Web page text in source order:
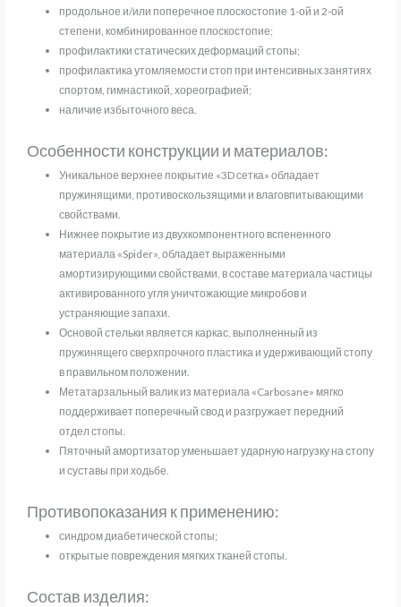
продольное и/или поперечное плоскостопие 1-ой и 2-ой
степени, комбинированное плоскостопие;
профилактики статических деформаций стопы;
профилактика утомляемости стоп при интенсивных занятиях
спортом, гимнастикой, хореографией;
наличие избыточного веса.
Особенности конструкции и материалов:
Уникальное верхнее покрытие «3D сетка» обладает
пружинящими, противоскользящими и влаговпитывающими
свойствами.
Нижнее покрытие из двухкомпонентного вспененного
материала «Spider», обладает выраженными
амортизирующими свойствами, в составе материала частицы
активированного угля уничтожающие микробов и
устраняющие запахи.
Основой стельки является каркас, выполненный из
пружинящего сверхпрочного пластика и удерживающий стопу
в правильном положении.
Метатарзальный валик из материала «Carbosane» мягко
поддерживает поперечный свод и разгружает передний
отдел стопы.
Пяточный амортизатор уменьшает ударную нагрузку на стопу
и суставы при ходьбе.
Противопоказания к применению:
синдром диабетической стопы;
открытые повреждения мягких тканей стопы.
Состав изделия: